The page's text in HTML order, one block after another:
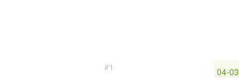
#1
04-03